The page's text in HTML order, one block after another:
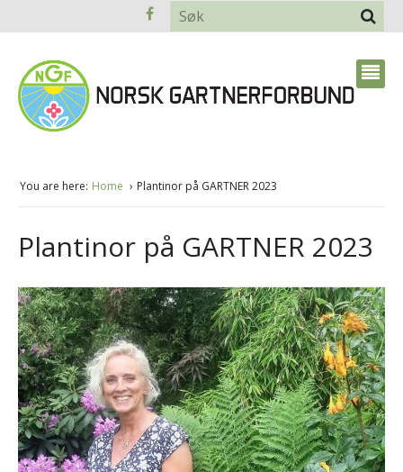
You are here: Home Plantinor på GARTNER 2023
Plantinor på GARTNER 2023